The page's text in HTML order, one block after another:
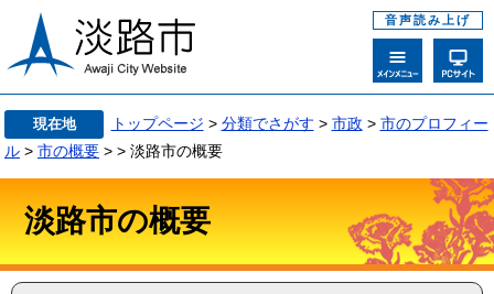
音声読み上げ
現在地 トップページ > 分類でさがす > 市政 > 市のプロフィー
ル > 市の概要 > > 淡路市の概要
淡路市の概要